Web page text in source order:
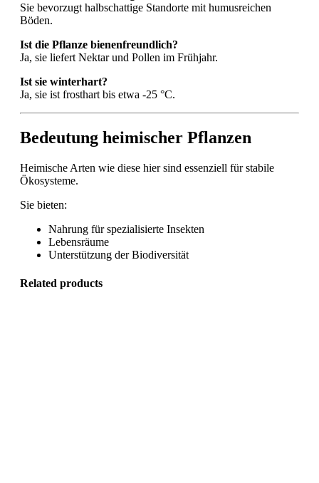
Sie bevorzugt halbschattige Standorte mit humusreichen
Böden.
Ist die Pflanze bienenfreundlich?
Ja, sie liefert Nektar und Pollen im Frühjahr.
Ist sie winterhart?
Ja, sie ist frosthart bis etwa -25 °C.
Bedeutung heimischer Pflanzen
Heimische Arten wie diese hier sind essenziell für stabile
Ökosysteme.
Sie bieten:
Nahrung für spezialisierte Insekten
Lebensräume
Unterstützung der Biodiversität
Related products